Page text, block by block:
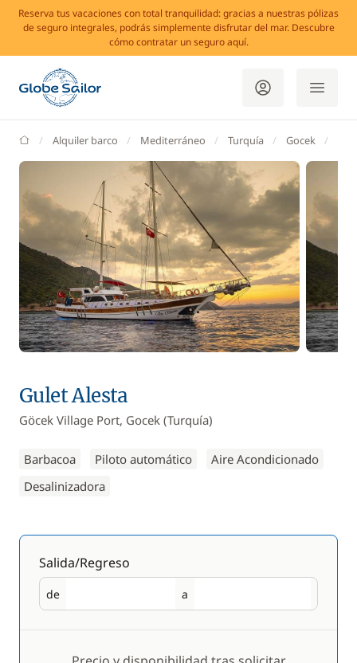
Reserva tus vacaciones con total tranquilidad: gracias a nuestras pólizas
de seguro integrales, podrás simplemente disfrutar del mar. Descubre
cómo contratar un seguro aquí.
GlobeSailor
Alquiler barco Mediterráneo Turquía Gocek
Gulet Alesta
Göcek Village Port, Gocek (Turquía)
Barbacoa Piloto automático
Aire Acondicionado
Desalinizadora
Salida/Regreso
de
Salida a
Regreso